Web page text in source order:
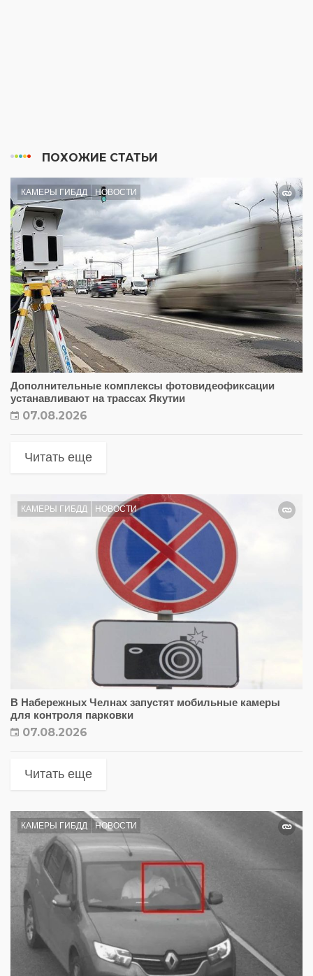
ПОХОЖИЕ СТАТЬИ
КАМЕРЫ ГИБДД НОВОСТИ
Дополнительные комплексы фотовидеофиксации
устанавливают на трассах Якутии
07.08.2026
Читать еще
КАМЕРЫ ГИБДД НОВОСТИ
В Набережных Челнах запустят мобильные камеры
для контроля парковки
07.08.2026
Читать еще
КАМЕРЫ ГИБДД НОВОСТИ